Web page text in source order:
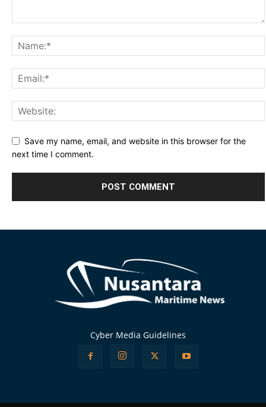
Save my name, email, and website in this browser for the
next time I comment.
Cyber Media Guidelines